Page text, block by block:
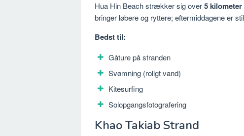
Hua Hin Beach strækker sig over5 kilometer
bringer løbere og ryttere; eftermiddagene er
Bedst til:
Gåture på stranden
Svømning (roligt vand)
Kitesurfing
Solopgangsfotografering
Khao Takiab Strand